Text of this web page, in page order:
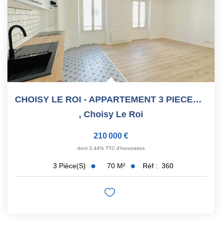
CHOISY LE ROI - APPARTEMENT 3 PIECES EN DUPLEX - 70 M²
, Choisy Le Roi
210 000 €
dont 2,44% TTC d'honoraires
3 Pièce(s) 70 M² Réf : 360